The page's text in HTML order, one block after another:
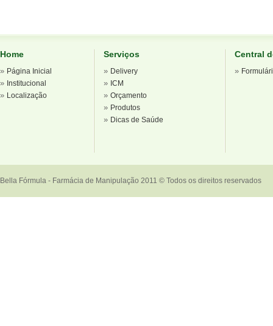
Home
» Página Inicial
» Institucional
» Localização
Serviços
» Delivery
» ICM
» Orçamento
» Produtos
» Dicas de Saúde
Central
»
Bella Fórmula - Farmácia de Manipulação 2011 © Todos os direitos reservados